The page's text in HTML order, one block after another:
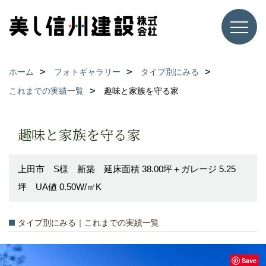
ホーム フォトギャラリー
タイプ別にみる
これまでの実績一覧
趣味と家族を守る家
趣味と家族を守る家
上田市 S様 新築 延床面積 38.00坪＋ガレージ 5.25
坪 UA値 0.50W/㎡K
タイプ別にみる｜これまでの実績一覧
Save